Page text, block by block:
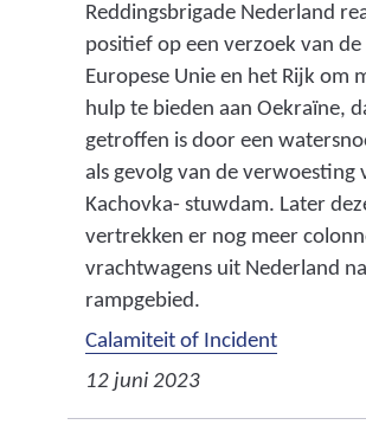
Reddingsbrigade Nederland
positief op een verzoek van de
Europese Unie en het Rijk om
hulp te bieden aan Oekraïne,
getroffen is door een
als gevolg van de verwoesting
Kachovka- stuwdam. Later
vertrekken er nog meer
vrachtwagens uit Nederland
rampgebied.
Calamiteit of Incident
12 juni 2023